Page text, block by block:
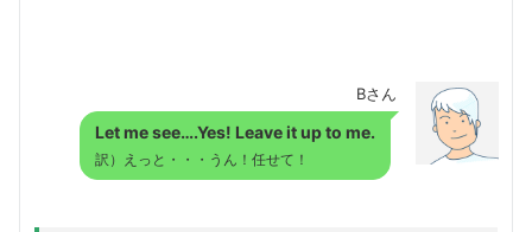
Bさん
Let me see….Yes! Leave it up to me.
訳）えっと・・・うん！任せて！